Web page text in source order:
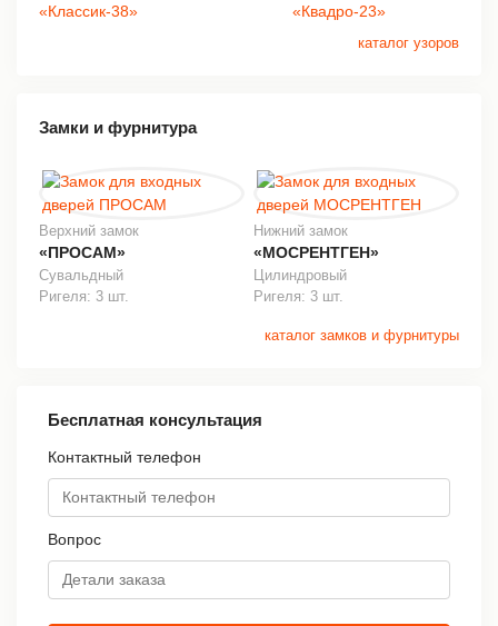
каталог узоров
Замки и фурнитура
Верхний замок
«ПРОСАМ»
Сувальдный
Ригеля: 3 шт.
Нижний замок
«МОСРЕНТГЕН»
Цилиндровый
Ригеля: 3 шт.
каталог замков и фурнитуры
Бесплатная консультация
Контактный телефон
Вопрос